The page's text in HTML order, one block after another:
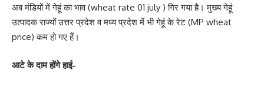
अब मंडियों में गेहूं का भाव (wheat rate 01 july ) गिर गया है। मुख्य गेहूं
उत्पादक राज्यों उत्तर प्रदेश व मध्य प्रदेश में भी गेहूं के रेट (MP wheat
price) कम हो गए हैं।
आटे के दाम होंगे हाई-